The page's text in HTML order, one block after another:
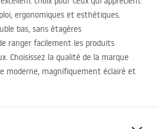
ergonomiques et esthétiques.
bas, sans étagères
ranger facilement les produits
Choisissez la qualité de la marque
moderne, magnifiquement éclairé et